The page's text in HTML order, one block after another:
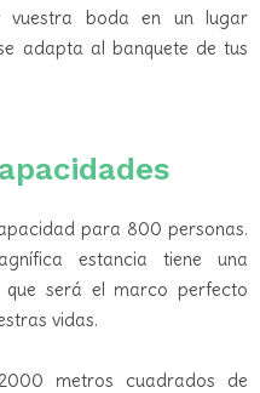
vuestra boda en un lugar
adapta al banquete de tus
para 800 personas.
estancia tiene una
que será el marco perfecto
vidas.
metros cuadrados de